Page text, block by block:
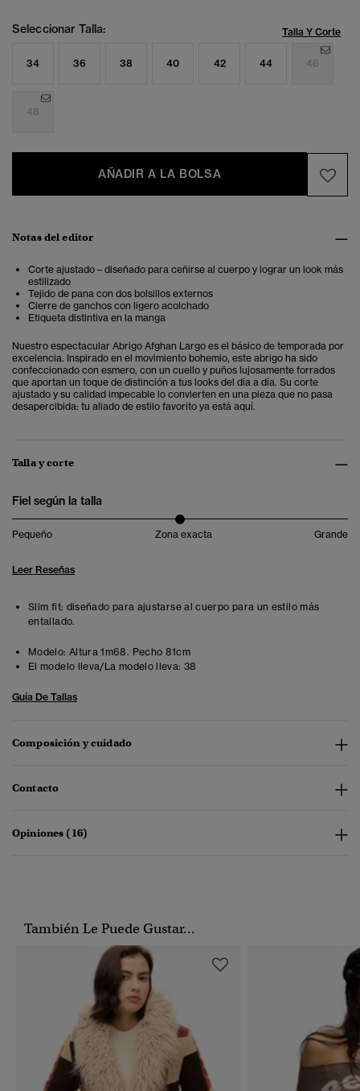
Seleccionar Talla: Talla Y Corte
34 36 38 40 42 44 46
48
AÑADIR A LA BOLSA
Notas del editor
Corte ajustado – diseñado para ceñirse al cuerpo y lograr un look más
estilizado
Tejido de pana con dos bolsillos externos
Cierre de ganchos con ligero acolchado
Etiqueta distintiva en la manga
Nuestro espectacular Abrigo Afghan Largo es el básico de temporada por
excelencia. Inspirado en el movimiento bohemio, este abrigo ha sido
confeccionado con esmero, con un cuello y puños lujosamente forrados
que aportan un toque de distinción a tus looks del día a día. Su corte
ajustado y su calidad impecable lo convierten en una pieza que no pasa
desapercibida: tu aliado de estilo favorito ya está aquí.
Talla y corte
Fiel según la talla
Pequeño Zona exacta Grande
Leer Reseñas
Slim fit: diseñado para ajustarse al cuerpo para un estilo más
entallado.
Modelo: Altura 1m68. Pecho 81cm
El modelo lleva/La modelo lleva: 38
Guía De Tallas
Composición y cuidado
Contacto
Opiniones (16)
También Le Puede Gustar...